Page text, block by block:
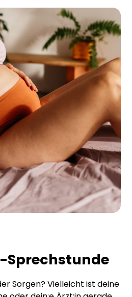
Sprechstunde
Sorgen? Vielleicht ist deine